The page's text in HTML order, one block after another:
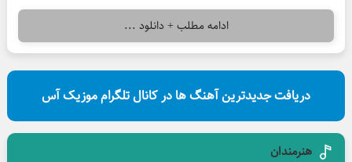
ادامه مطلب + دانلود ...
دریافت جدیدترین آهنگ ها در کانال تلگرام موزیک آس
هنرمندان